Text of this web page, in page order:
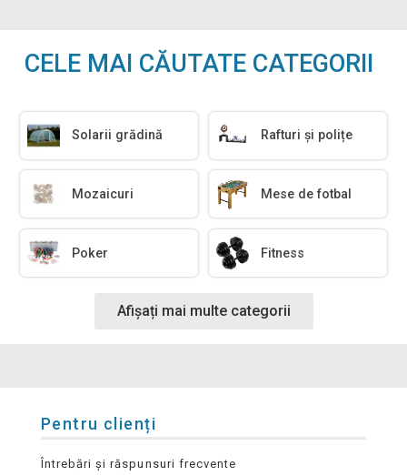
CELE MAI CĂUTATE CATEGORII
Solarii grădină Rafturi și polițe
Mozaicuri Mese de fotbal
Poker Fitness
Afișați mai multe categorii
Pentru clienți
Întrebări și răspunsuri frecvente